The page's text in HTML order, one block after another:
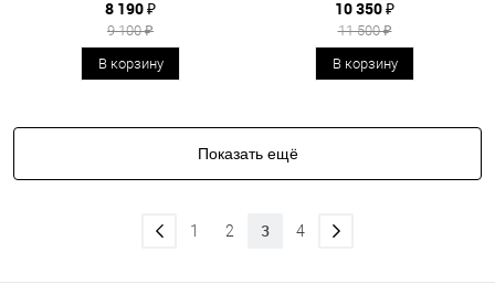
8 190 ₽
9 100 ₽
В корзину
10 350 ₽
11 500 ₽
В корзину
Показать ещё
1 2 3 4